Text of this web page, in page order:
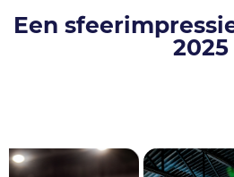
Een
2025